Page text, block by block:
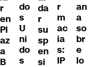
r
en
Pl
az
a
B
do
s
U
ni
do
s
da
r
su
sp
en
si
r
m
ac
ia
s:
IP
an
a
so
br
e
lo